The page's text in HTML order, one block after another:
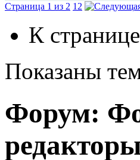
Страница 1 из 2 1 2
К
Показаны
Форум: